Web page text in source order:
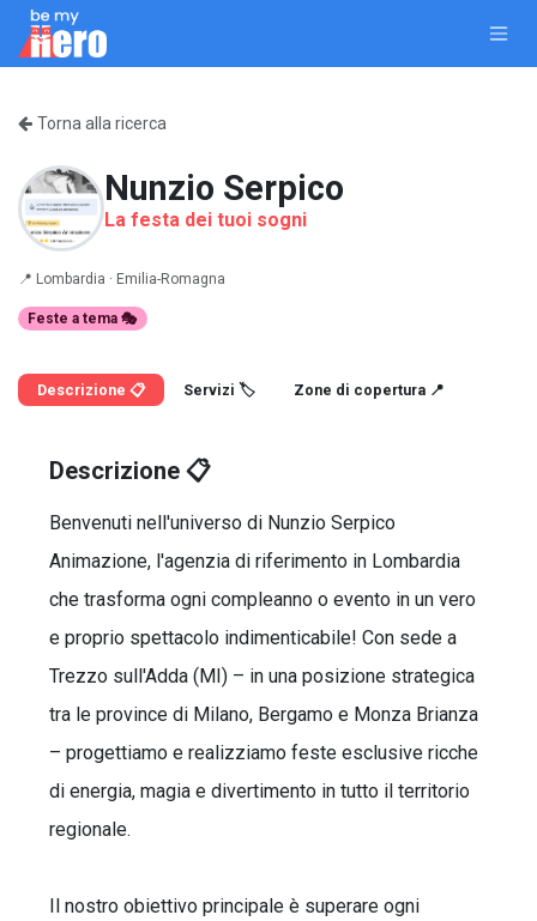
Passa al contenuto
Torna alla ricerca
Nunzio Serpico
La festa dei tuoi sogni
📍 Lombardia · Emilia-Romagna
Feste a tema 🎭
Descrizione 📋 Servizi 🏷️ Zone di copertura 📍
Descrizione 📋
Benvenuti nell'universo di Nunzio Serpico
Animazione, l'agenzia di riferimento in Lombardia
che trasforma ogni compleanno o evento in un vero
e proprio spettacolo indimenticabile! Con sede a
Trezzo sull'Adda (MI) – in una posizione strategica
tra le province di Milano, Bergamo e Monza Brianza
– progettiamo e realizziamo feste esclusive ricche
di energia, magia e divertimento in tutto il territorio
regionale.
Il nostro obiettivo principale è superare ogni